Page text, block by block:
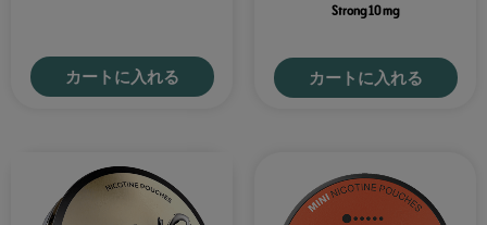
カートに入れる
Strong 10 mg
カートに入れる